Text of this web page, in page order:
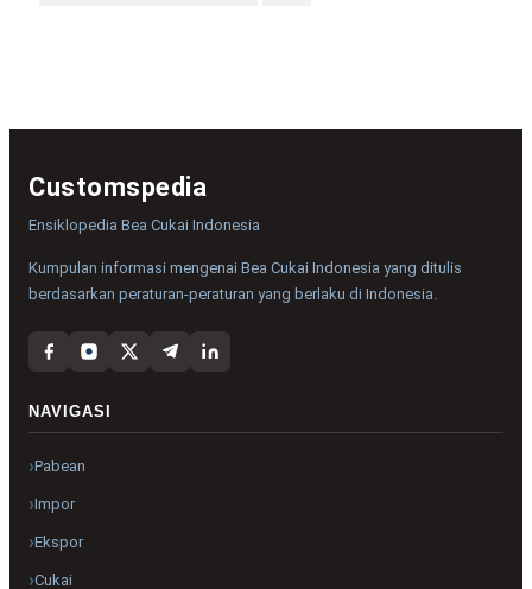
Customspedia
Ensiklopedia Bea Cukai Indonesia
Kumpulan informasi mengenai Bea Cukai Indonesia yang ditulis
berdasarkan peraturan-peraturan yang berlaku di Indonesia.
NAVIGASI
Pabean
Impor
Ekspor
Cukai